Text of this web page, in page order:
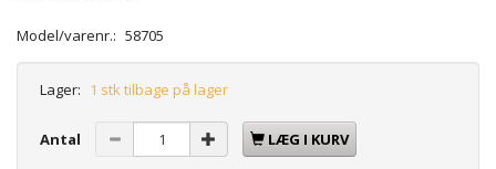
Model/varenr.: 58705
Lager: 1 stk tilbage på lager
Antal LÆG I KURV